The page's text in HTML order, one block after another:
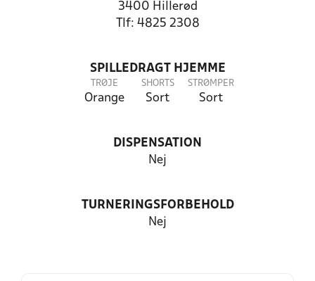
3400 Hillerød
Tlf: 4825 2308
SPILLEDRAGT HJEMME
TRØJE
Orange
SHORTS
Sort
STRØMPER
Sort
DISPENSATION
Nej
TURNERINGSFORBEHOLD
Nej